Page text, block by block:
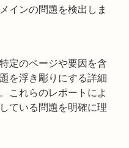
インの問題を検出しま
定のページや要因を含
を浮き彫りにする詳細
これらのレポートによ
ている問題を明確に理